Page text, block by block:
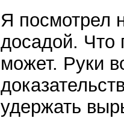
Я посмотрел
досадой. Что
может. Руки
удержать